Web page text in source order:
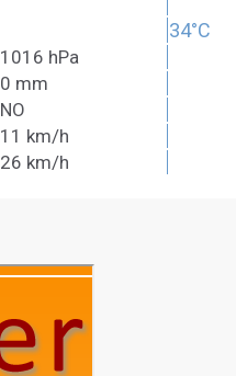
34°C
1016 hPa
0 mm
NO
11 km/h
26 km/h